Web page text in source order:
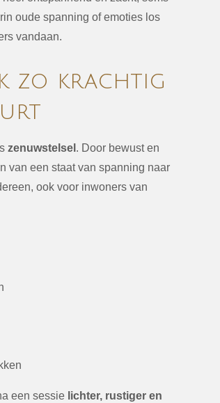
oude spanning of emoties los
vandaan.
zo krachtig
zenuwstelsel . Door bewust en
van een staat van spanning naar
ook voor inwoners van
een sessie lichter, rustiger en